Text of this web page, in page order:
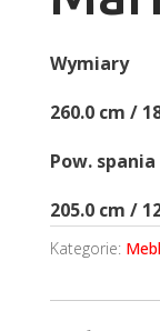
Wymiary
260.0 cm /
Pow. spania
205.0 cm /
Kategorie: